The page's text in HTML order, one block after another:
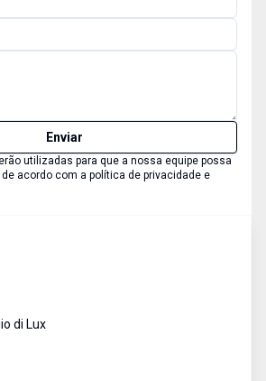
Enviar
utilizadas para que a nossa equipe possa
acordo com a política de privacidade e
di Lux